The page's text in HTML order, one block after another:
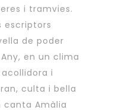
i tramvies.
escriptors
de poder
en un clima
i
culta i bella
Amàlia